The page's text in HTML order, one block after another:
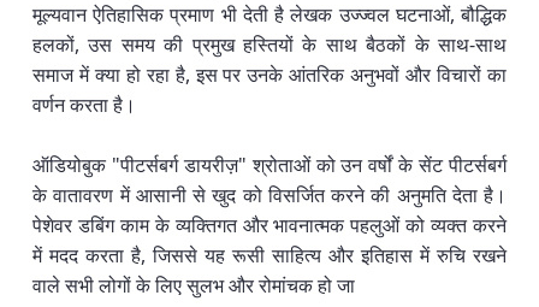
मूल्यवान ऐतिहासिक प्रमाण भी देती है लेखक उज्ज्वल घटनाओं, बौद्धिक
हलकों, उस समय की प्रमुख हस्तियों के साथ बैठकों के साथ-साथ
समाज में क्या हो रहा है, इस पर उनके आंतरिक अनुभवों और विचारों का
वर्णन करता है।
ऑडियोबुक "पीटर्सबर्ग डायरीज़" श्रोताओं को उन वर्षों के सेंट पीटर्सबर्ग
के वातावरण में आसानी से खुद को विसर्जित करने की अनुमति देता है।
पेशेवर डबिंग काम के व्यक्तिगत और भावनात्मक पहलुओं को व्यक्त करने
में मदद करता है, जिससे यह रूसी साहित्य और इतिहास में रुचि रखने
वाले सभी लोगों के लिए सुलभ और रोमांचक हो जा